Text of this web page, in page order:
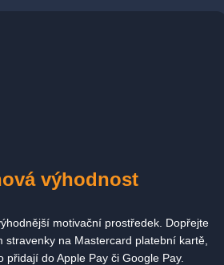
výhodnost
motivační prostředek. Dopřejte
stravenky na Mastercard platební kartě,
přidají do Apple Pay či Google Pay.